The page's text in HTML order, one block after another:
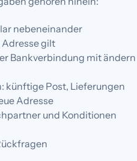
nebeneinander
gilt
Bankverbindung mit ändern
künftige Post, Lieferungen
Adresse
und Konditionen